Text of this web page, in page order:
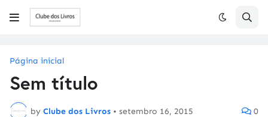
Página inicial
Sem título
by Clube dos Livros • setembro 16, 2015 0